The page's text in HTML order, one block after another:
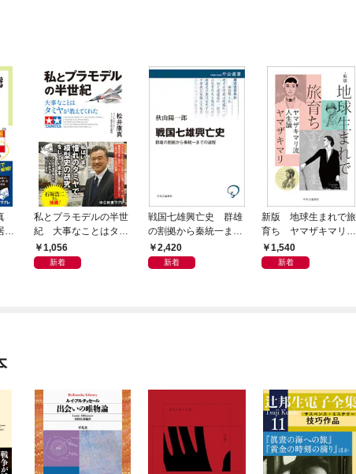
住
私とプラモデルの半世
紀 大事なことはタミ
ヤが教えてくれた
1,056
新着
戦国七雄興亡史 群雄
の割拠から秦統一まで
の道程
2,420
新着
新版 地球生まれで旅
育ち ヤマザキマリ流
人生論
1,540
新着